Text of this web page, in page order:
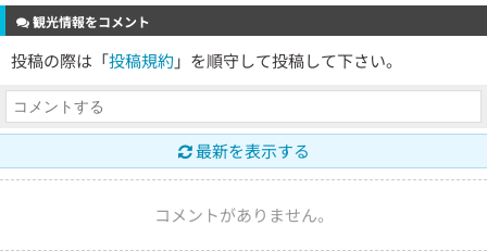
観光情報をコメント
投稿の際は「投稿規約 」を順守して投稿して下さい。
最新を表示する
コメントがありません。